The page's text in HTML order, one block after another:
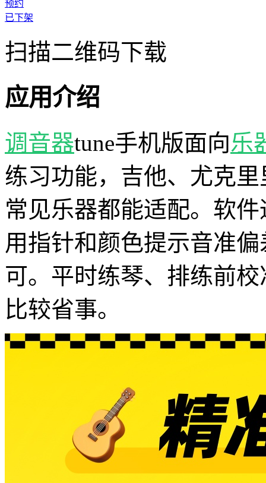
预约
已下架
扫描二维码下载
应用介绍
调音器tune手机版面向乐
练习功能，吉他、尤克
常见乐器都能适配。软
用指针和颜色提示音准
可。平时练琴、排练前
比较省事。